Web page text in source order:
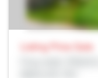
Listing Price Sale